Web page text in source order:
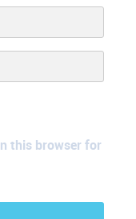
this browser for